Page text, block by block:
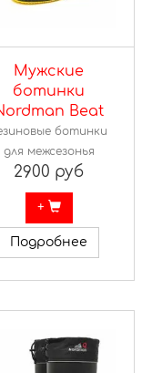
Мужские
ботинки
Beat
ботинки
для межсезонья
2900 руб
+
Подробнее